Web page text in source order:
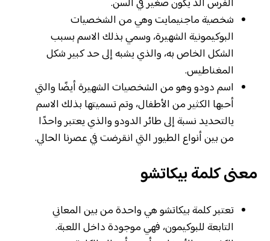
شخصية ماجنيمايت وهي من الشخصيات
البوكيمونية الشهيرة، وسمي بذلك الاسم بسبب
الشكل الخاص به، والذي يشبه إلى حد كبير شكل
المغناطيس.
اسم دودو وهو من الشخصيات الشهيرة أيضًا والتي
أحبها الكثير من الأطفال، وتم تسميتها بذلك الاسم
يالتحديد نسبة إلى طائر الدودو والذي يعتبر واحدًا
من بين أنواع الطيور التي انقرضت في عصرنا الحالي.
معنى كلمة بيكاتشو
تعتبر كلمة بيكاتشو هي واحدة من بين المعاني
التابعة للبوكيمون، فهي موجودة داخل اللعبة.